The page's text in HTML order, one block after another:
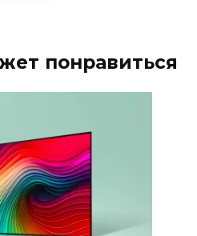
понравиться